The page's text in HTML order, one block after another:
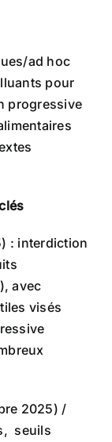
ad hoc
pour
progressive
: interdiction
avec
visés
2025) /
seuils